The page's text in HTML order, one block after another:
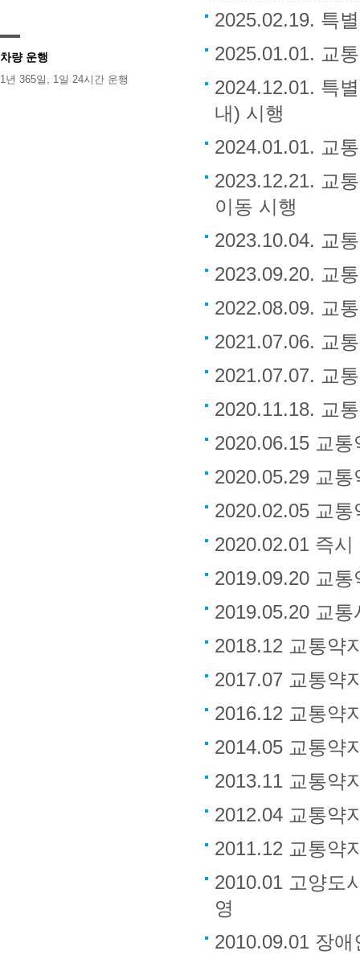
차량 운행
1년 365일, 1일 24시간 운행
2025.02.19. 특
2025.01.01. 교
2024.12.01. 특
내) 시행
2024.01.01. 교
2023.12.21. 교
이동 시행
2023.10.04. 교
2023.09.20. 교
2022.08.09. 교
2021.07.06. 교
2021.07.07. 교
2020.11.18. 교
2020.06.15 교
2020.05.29 교
2020.02.05 교
2020.02.01 즉
2019.09.20 교
2019.05.20 교
2018.12 교통약
2017.07 교통약
2016.12 교통약
2014.05 교통약
2013.11 교통약
2012.04 교통약
2011.12 교통약
2010.01 고양도
영
2010.09.01 장